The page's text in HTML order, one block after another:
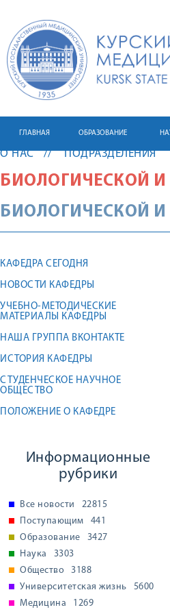
ГЛАВНАЯ ОБРАЗОВАНИЕ
О НАС ПОДРАЗДЕЛЕНИЯ
БИОЛОГИЧЕСКОЙ
БИОЛОГИЧЕСКОЙ
КАФЕДРА СЕГОДНЯ
НОВОСТИ КАФЕДРЫ
УЧЕБНО-МЕТОДИЧЕСКИЕ
МАТЕРИАЛЫ КАФЕДРЫ
НАША ГРУППА ВКОНТАКТЕ
ИСТОРИЯ КАФЕДРЫ
СТУДЕНЧЕСКОЕ НАУЧНОЕ
ОБЩЕСТВО
ПОЛОЖЕНИЕ О КАФЕДРЕ
Информационные
рубрики
Все новости
22815
Поступающим
441
Образование
3427
Наука
3303
Общество
3188
Университетская жизнь
5600
Медицина
1269